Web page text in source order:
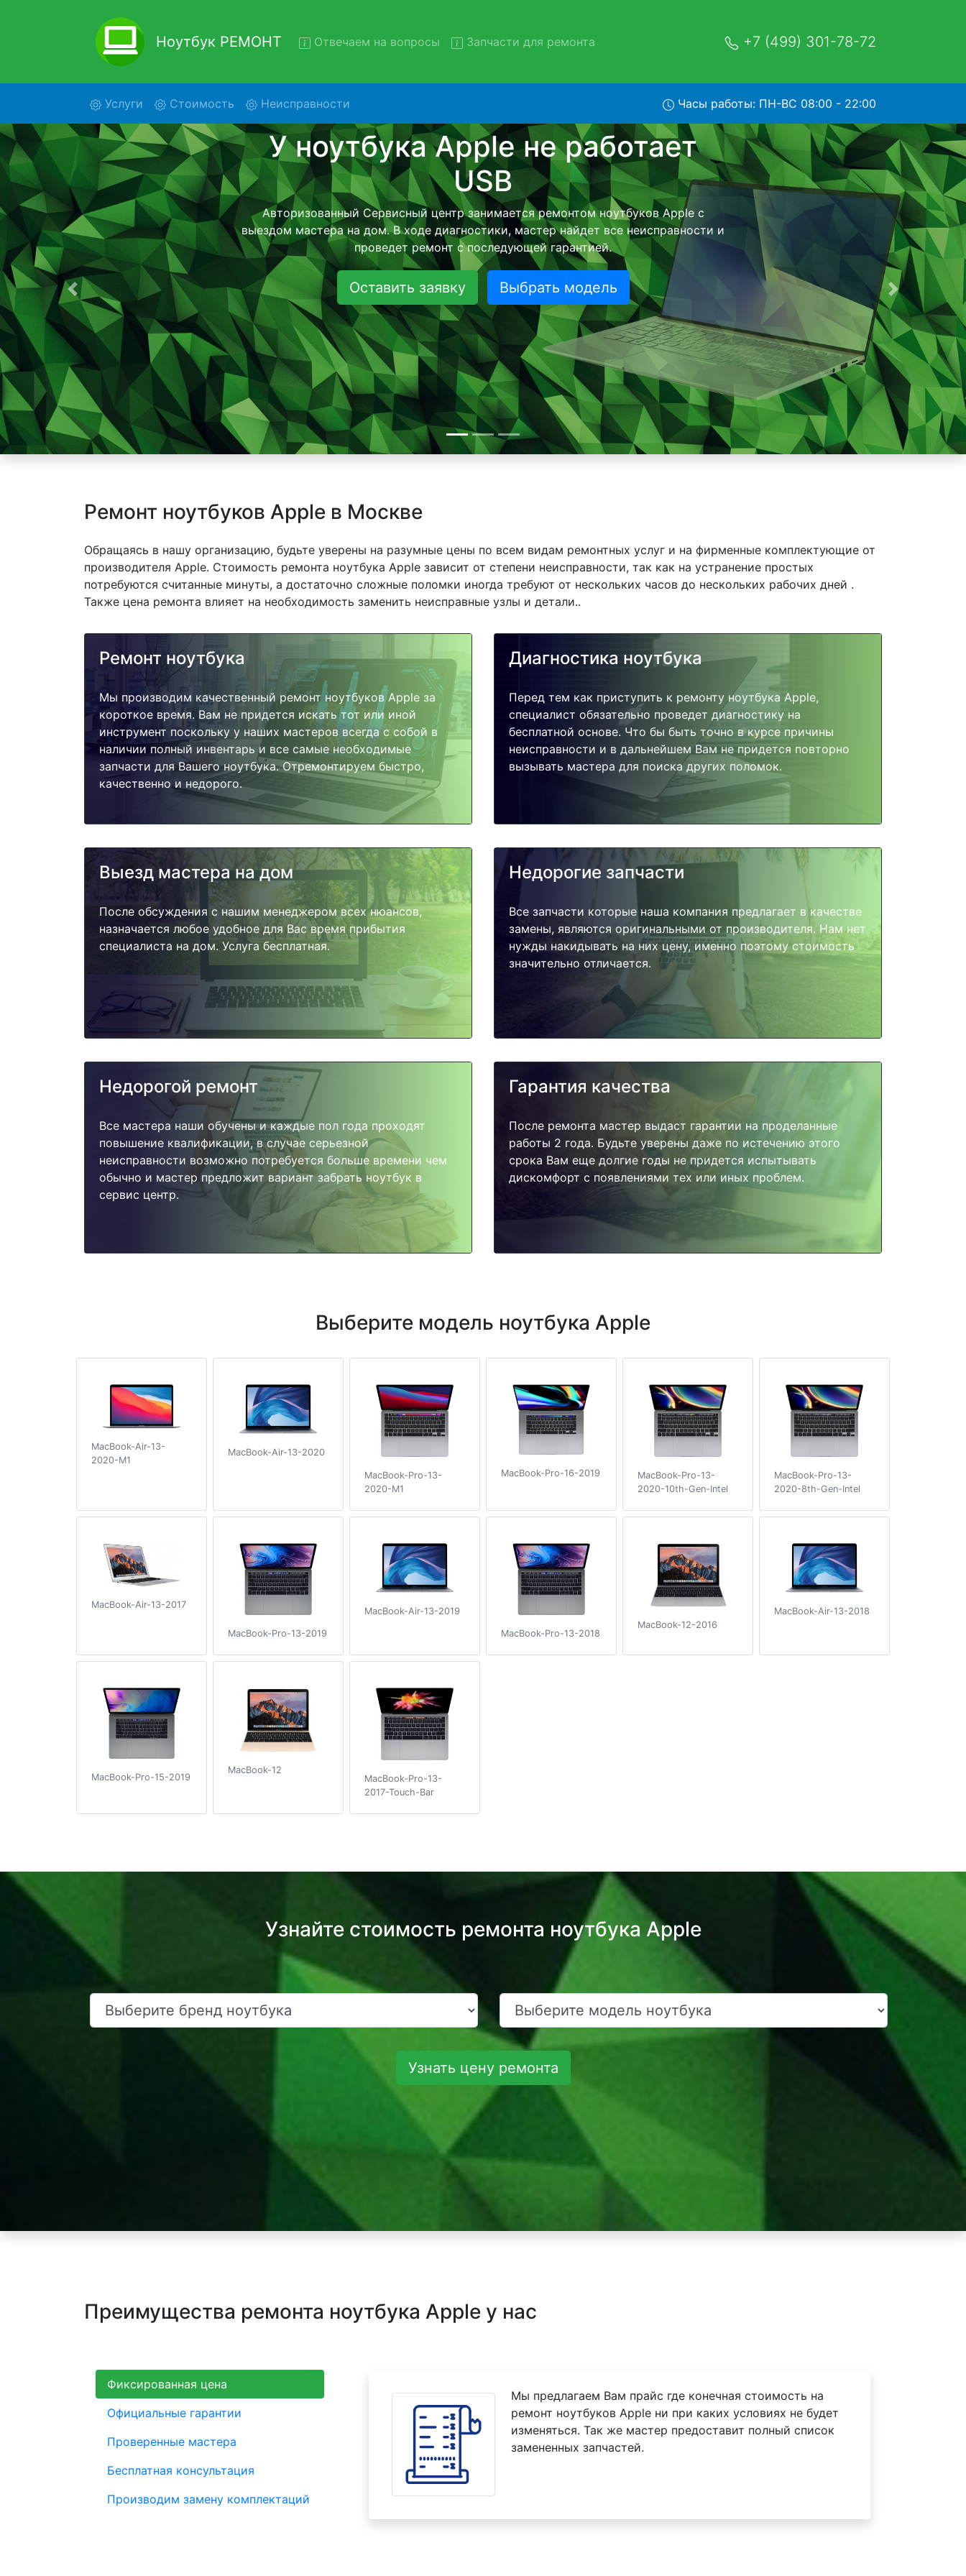
Ноутбук РЕМОНТ Отвечаем на вопросы Запчасти для ремонта +7 (499) 301-78-72
Услуги (current)Стоимость Неисправности Часы работы: ПН-ВС 08:00 - 22:00
Ремонт ноутбуков Apple с вывозом в
сервис
Ремонт ноутбуков Apple с вывозом в сервисный центр и обратно - с помощью
нашей бесплатной услуги, специалист заберет Ваш ноутбук для дальнейшего более
детального ремонта. Оговоренная стоимость ремонта останется неизменно при
возвращении видеотехники обратно.
Оставить заявку Выбрать модель
Предыдущая Следующая
Ремонт ноутбуков Apple в Москве
Обращаясь в нашу организацию, будьте уверены на разумные цены по всем видам ремонтных услуг и на фирменные комплектующие от
производителя Apple. Стоимость ремонта ноутбука Apple зависит от степени неисправности, так как на устранение простых
потребуются считанные минуты, а достаточно сложные поломки иногда требуют от нескольких часов до нескольких рабочих дней .
Также цена ремонта влияет на необходимость заменить неисправные узлы и детали..
Ремонт ноутбука
Мы производим качественный ремонт ноутбуков Apple за
короткое время. Вам не придется искать тот или иной
инструмент поскольку у наших мастеров всегда с собой в
наличии полный инвентарь и все самые необходимые
запчасти для Вашего ноутбука. Отремонтируем быстро,
качественно и недорого.
Диагностика ноутбука
Перед тем как приступить к ремонту ноутбука Apple,
специалист обязательно проведет диагностику на
бесплатной основе. Что бы быть точно в курсе причины
неисправности и в дальнейшем Вам не придется повторно
вызывать мастера для поиска других поломок.
Выезд мастера на дом
После обсуждения с нашим менеджером всех нюансов,
назначается любое удобное для Вас время прибытия
специалиста на дом. Услуга бесплатная.
Недорогие запчасти
Все запчасти которые наша компания предлагает в качестве
замены, являются оригинальными от производителя. Нам нет
нужды накидывать на них цену, именно поэтому стоимость
значительно отличается.
Недорогой ремонт
Все мастера наши обучены и каждые пол года проходят
повышение квалификации, в случае серьезной
неисправности возможно потребуется больше времени чем
обычно и мастер предложит вариант забрать ноутбук в
сервис центр.
Гарантия качества
После ремонта мастер выдаст гарантии на проделанные
работы 2 года. Будьте уверены даже по истечению этого
срока Вам еще долгие годы не придется испытывать
дискомфорт с появлениями тех или иных проблем.
Выберите модель ноутбука Apple
MacBook-Air-13-
2020-M1
MacBook-Air-13-2020
MacBook-Pro-13-
2020-M1
MacBook-Pro-16-2019
MacBook-Pro-13-
2020-10th-Gen-Intel
MacBook-Pro-13-
2020-8th-Gen-Intel
MacBook-Air-13-2017
MacBook-Pro-13-2019
MacBook-Air-13-2019
MacBook-Pro-13-2018
MacBook-12-2016
MacBook-Air-13-2018
MacBook-Pro-15-2019
MacBook-12
MacBook-Pro-13-
2017-Touch-Bar
Узнайте стоимость ремонта ноутбука Apple
Узнать цену ремонта
Преимущества ремонта ноутбука Apple у нас
Фиксированная цена
Официальные гарантии
Проверенные мастера
Бесплатная консультация
Производим замену комплектаций
Мы предлагаем Вам прайс где конечная стоимость на
ремонт ноутбуков Apple ни при каких условиях не будет
изменяться. Так же мастер предоставит полный список
замененных запчастей.